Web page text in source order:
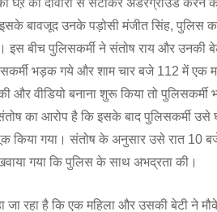
इसके बावजूद उनके पड़ोसी मंजीत सिंह, पुलिस
इस बीच पुलिसकर्मी ने संतोष राय और उनकी
भड़क गये और शाम चार बजे 112 में
और वीडियो बनाना शुरू किया तो
का आरोप है कि इसके बाद पुलिसकर्मी
गया। संतोष के अनुसार उसे रात 10 बजे
गया कि पुलिस के साथ अभद्रता की।
रहा है कि एक महिला और उसकी बेटी ने